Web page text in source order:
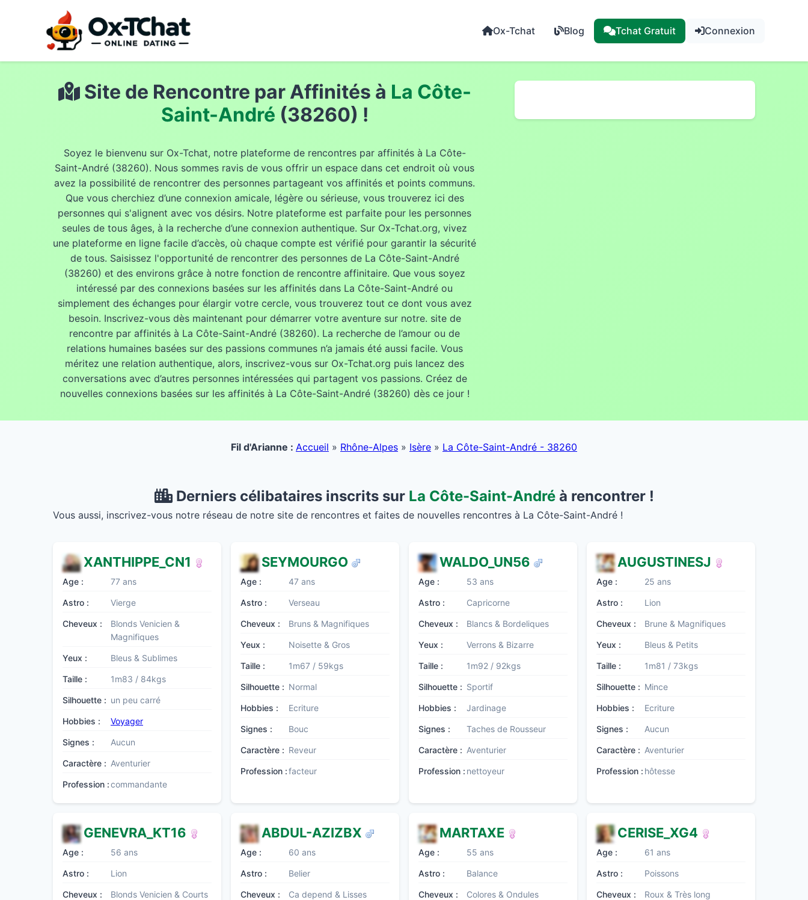
Ox-Tchat Blog Tchat Gratuit Connexion
Site de Rencontre par Affinités à La Côte-
Saint-André (38260) !
Soyez le bienvenu sur Ox-Tchat, notre plateforme de rencontres par affinités à La Côte-
Saint-André (38260). Nous sommes ravis de vous offrir un espace dans cet endroit où vous
avez la possibilité de rencontrer des personnes partageant vos affinités et points communs.
Que vous cherchiez d’une connexion amicale, légère ou sérieuse, vous trouverez ici des
personnes qui s'alignent avec vos désirs. Notre plateforme est parfaite pour les personnes
seules de tous âges, à la recherche d’une connexion authentique. Sur Ox-Tchat.org, vivez
une plateforme en ligne facile d’accès, où chaque compte est vérifié pour garantir la sécurité
de tous. Saisissez l'opportunité de rencontrer des personnes de La Côte-Saint-André
(38260) et des environs grâce à notre fonction de rencontre affinitaire. Que vous soyez
intéressé par des connexions basées sur les affinités dans La Côte-Saint-André ou
simplement des échanges pour élargir votre cercle, vous trouverez tout ce dont vous avez
besoin. Inscrivez-vous dès maintenant pour démarrer votre aventure sur notre. site de
rencontre par affinités à La Côte-Saint-André (38260). La recherche de l’amour ou de
relations humaines basées sur des passions communes n’a jamais été aussi facile. Vous
méritez une relation authentique, alors, inscrivez-vous sur Ox-Tchat.org puis lancez des
conversations avec d’autres personnes intéressées qui partagent vos passions. Créez de
nouvelles connexions basées sur les affinités à La Côte-Saint-André (38260) dès ce jour !
Fil d'Arianne : Accueil » Rhône-Alpes » Isère » La Côte-Saint-André - 38260
Derniers célibataires inscrits sur La Côte-Saint-Andréà rencontrer !
Vous aussi, inscrivez-vous notre réseau de notre site de rencontres et faites de nouvelles rencontres à La Côte-Saint-André !
XANTHIPPE_CN1
Age : 77 ans
Astro : Vierge
Cheveux :
Blonds Venicien &
Magnifiques
Yeux : Bleus & Sublimes
Taille : 1m83 / 84kgs
Silhouette : un peu carré
Hobbies : Voyager
Signes : Aucun
Caractère : Aventurier
Profession :commandante
SEYMOURGO
Age : 47 ans
Astro : Verseau
Cheveux : Bruns & Magnifiques
Yeux : Noisette & Gros
Taille : 1m67 / 59kgs
Silhouette : Normal
Hobbies : Ecriture
Signes : Bouc
Caractère : Reveur
Profession :facteur
WALDO_UN56
Age : 53 ans
Astro : Capricorne
Cheveux : Blancs & Bordeliques
Yeux : Verrons & Bizarre
Taille : 1m92 / 92kgs
Silhouette : Sportif
Hobbies : Jardinage
Signes : Taches de Rousseur
Caractère : Aventurier
Profession : nettoyeur
AUGUSTINESJ
Age : 25 ans
Astro : Lion
Cheveux : Brune & Magnifiques
Yeux : Bleus & Petits
Taille : 1m81 / 73kgs
Silhouette : Mince
Hobbies : Ecriture
Signes : Aucun
Caractère : Aventurier
Profession : hôtesse
GENEVRA_KT16
Age : 56 ans
Astro : Lion
Cheveux : Blonds Venicien & Courts
ABDUL-AZIZBX
Age : 60 ans
Astro : Belier
Cheveux : Ca depend & Lisses
MARTAXE
Age : 55 ans
Astro : Balance
Cheveux : Colores & Ondules
CERISE_XG4
Age : 61 ans
Astro : Poissons
Cheveux : Roux & Très long